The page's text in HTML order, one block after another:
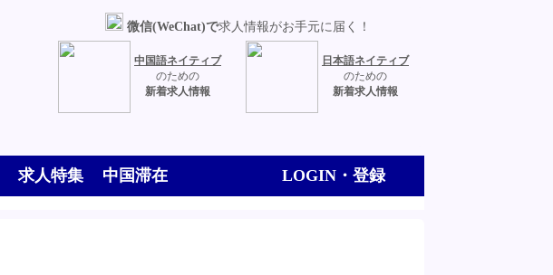
微信(WeChat)で求人情報がお手元に届く！
中国語ネイティブ
のための
新着求人情報
日本語ネイティブ
のための
新着求人情報
求人特集 中国滞在 LOGIN・登録